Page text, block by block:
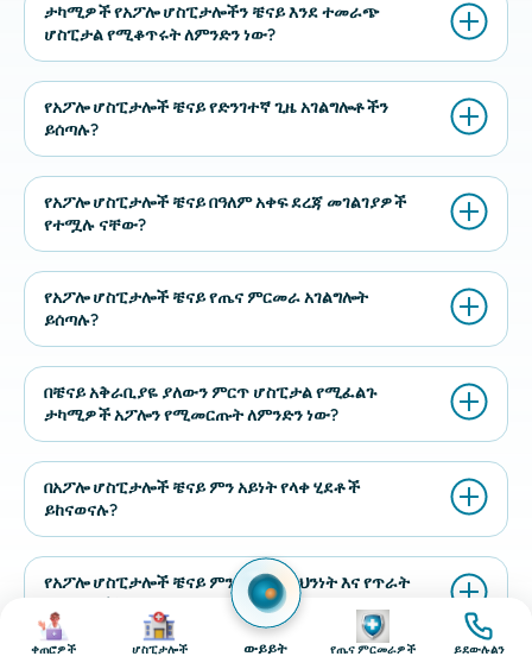
ምስል
ቀጠሮዎች
ምስል
ሆስፒታሎች ውይይት
ምስል
የጤና ምርመራዎች
ምስል
ይደውሉልን
ታካሚዎች የአፖሎ ሆስፒታሎችን ቼናይ እንደ ተመራጭ
ሆስፒታል የሚቆጥሩት ለምንድን ነው?
የአፖሎ ሆስፒታሎች ቼናይ የድንገተኛ ጊዜ አገልግሎቶችን
ይሰጣሉ?
የአፖሎ ሆስፒታሎች ቼናይ በዓለም አቀፍ ደረጃ መገልገያዎች
የተሟሉ ናቸው?
የአፖሎ ሆስፒታሎች ቼናይ የጤና ምርመራ አገልግሎት
ይሰጣሉ?
በቼናይ አቅራቢያዬ ያለውን ምርጥ ሆስፒታል የሚፈልጉ
ታካሚዎች አፖሎን የሚመርጡት ለምንድን ነው?
በአፖሎ ሆስፒታሎች ቼናይ ምን አይነት የላቀ ሂደቶች
ይከናወናሉ?
የአፖሎ ሆስፒታሎች ቼናይ ምን አይነት የደህንነት እና የጥራት